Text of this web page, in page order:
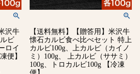
沢牛
ビ
ロイ
便】
【送料無料】【贈答用】米沢牛
懐石カルビ食べ比べセット 特上
カルビ100g、上カルビ（カイノ
ミ）100g、 上カルビ（ササミ）
100g、トロカルビ100g 【冷凍